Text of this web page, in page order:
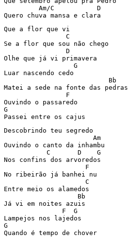
Quero chuva mansa e clara
Que a flor que vi
Se a flor que sou não chego
Olhe que já vi primavera
                  G
Luar nascendo cedo
                           Bb
Matei a sede na fonte das pedras
                F
Ouvindo o passaredo
G
Passei entre os cajus
Descobrindo teu segredo
                       Am
Ouvindo o canto da inhambu
           C       D    G
Nos confins dos arvoredos
                     F
No ribeirão já banhei nu
                     C
Entre meio os alamedos
                   Bb
Já vi em noites azuis
               F  G
Lampejos nos lajedos
G
Quando é tempo de chover